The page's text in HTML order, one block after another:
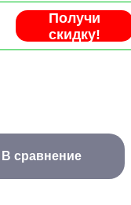
Получи
скидку!
В сравнение